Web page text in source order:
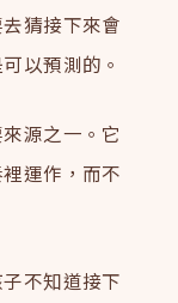
猜接下來會
以預測的。
源之一。它
運作，而不
不知道接下